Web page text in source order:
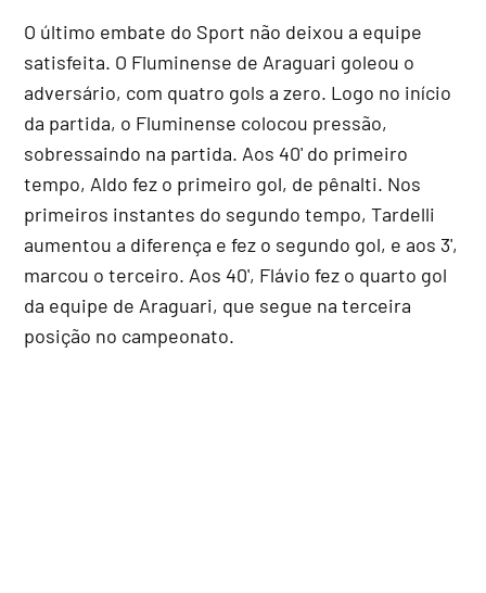
O último embate do Sport não deixou a equipe
satisfeita. O Fluminense de Araguari goleou o
adversário, com quatro gols a zero. Logo no início
da partida, o Fluminense colocou pressão,
sobressaindo na partida. Aos 40' do primeiro
tempo, Aldo fez o primeiro gol, de pênalti. Nos
primeiros instantes do segundo tempo, Tardelli
aumentou a diferença e fez o segundo gol, e aos 3',
marcou o terceiro. Aos 40', Flávio fez o quarto gol
da equipe de Araguari, que segue na terceira
posição no campeonato.